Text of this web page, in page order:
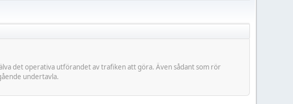
det operativa utförandet av trafiken att göra. Även sådant som rör
undertavla.